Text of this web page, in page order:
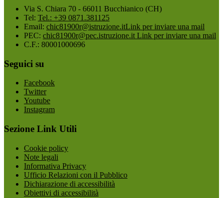
Via S. Chiara 70 - 66011 Bucchianico (CH)
Tel: Tel.: +39 0871.381125
Email: chic81900r@istruzione.itLink per inviare una mail
PEC: chic81900r@pec.istruzione.it Link per inviare una mail
C.F.: 80001000696
Seguici su
Facebook
Twitter
Youtube
Instagram
Sezione Link Utili
Cookie policy
Note legali
Informativa Privacy
Ufficio Relazioni con il Pubblico
Dichiarazione di accessibilità
Obiettivi di accessibilità